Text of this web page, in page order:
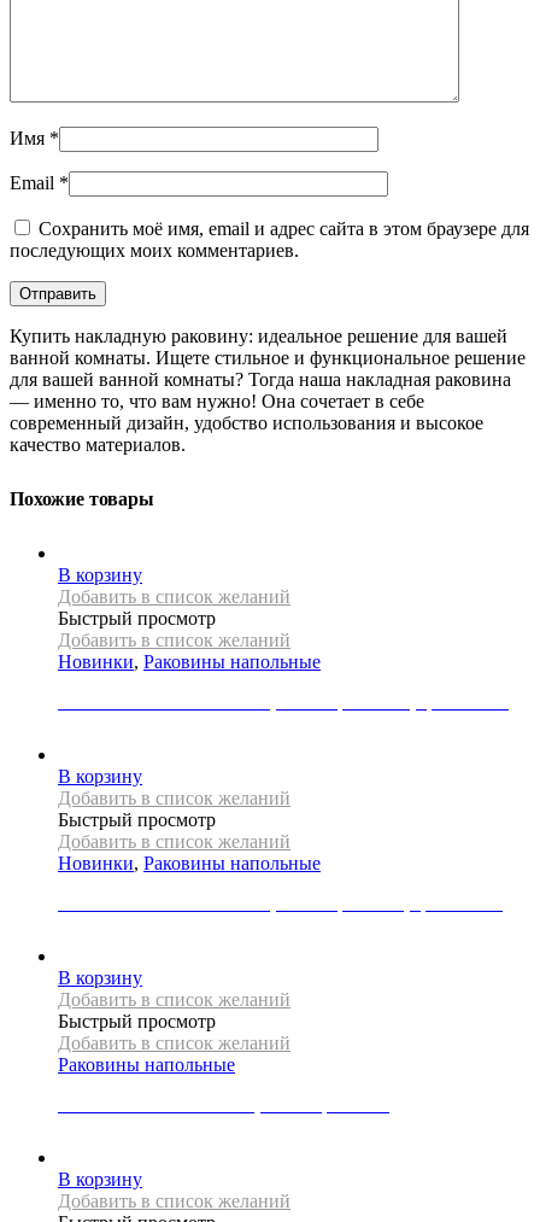
Имя *
Email *
Сохранить моё имя, email и адрес сайта в этом браузере для
последующих моих комментариев.
Купить накладную раковину: идеальное решение для вашей
ванной комнаты. Ищете стильное и функциональное решение
для вашей ванной комнаты? Тогда наша накладная раковина
— именно то, что вам нужно! Она сочетает в себе
современный дизайн, удобство использования и высокое
качество материалов.
Похожие товары
В корзину
Добавить в список желаний
Быстрый просмотр
Добавить в список желаний
Новинки, Раковины напольные
В корзину
Добавить в список желаний
Быстрый просмотр
Добавить в список желаний
Новинки, Раковины напольные
В корзину
Добавить в список желаний
Быстрый просмотр
Добавить в список желаний
Раковины напольные
В корзину
Добавить в список желаний